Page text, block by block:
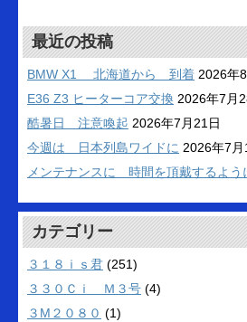
最近の投稿
BMW X1 北海道から 到着 2026年
E36 Z3 ヒーターコア交換 2026年7月
酷暑日 注意喚起 2026年7月21日
今週は 日本列島ワイドに 2026年7月
メンテナンスに 時間を頂戴するよう
カテゴリー
３１８ｉｓ君 (251)
３３０Ｃｉ Ｍ３号 (4)
３M２０８０ (1)